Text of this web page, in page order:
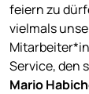
feiern zu
vielmals
Service, den
Mario